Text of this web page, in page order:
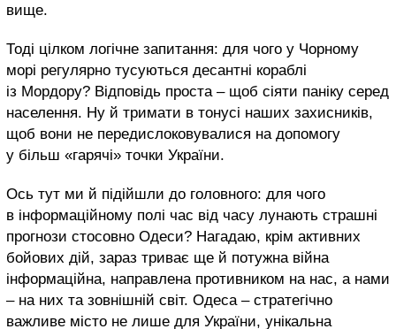
вище.
Тоді цілком логічне запитання: для чого у Чорному
морі регулярно тусуються десантні кораблі
із Мордору? Відповідь проста – щоб сіяти паніку серед
населення. Ну й тримати в тонусі наших захисників,
щоб вони не передислоковувалися на допомогу
у більш «гарячі» точки України.
Ось тут ми й підійшли до головного: для чого
в інформаційному полі час від часу лунають страшні
прогнози стосовно Одеси? Нагадаю, крім активних
бойових дій, зараз триває ще й потужна війна
інформаційна, направлена противником на нас, а нами
– на них та зовнішній світ. Одеса – стратегічно
важливе місто не лише для України, унікальна